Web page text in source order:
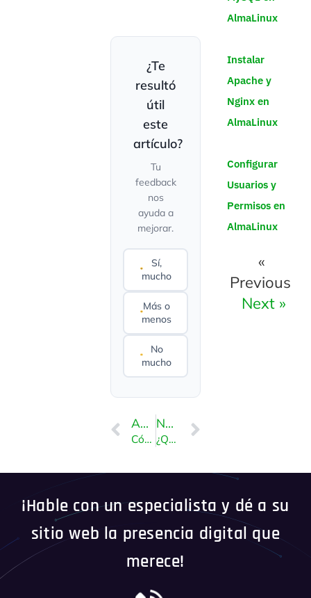
¿Te
resultó
útil
este
artículo?
Tu
feedback
nos
ayuda a
mejorar.
Sí,
mucho
Más o
menos
No
mucho
ANTERIOR
Cómo cambiar el idioma en SiteWorx
NEXT
¿Qué es Softaculous? – SiteWorx
AlmaLinux
Instalar
Apache y
Nginx en
AlmaLinux
Configurar
Usuarios y
Permisos en
AlmaLinux
«
Previous
Next »
¡Hable con un especialista y dé a su
sitio web la presencia digital que
merece!